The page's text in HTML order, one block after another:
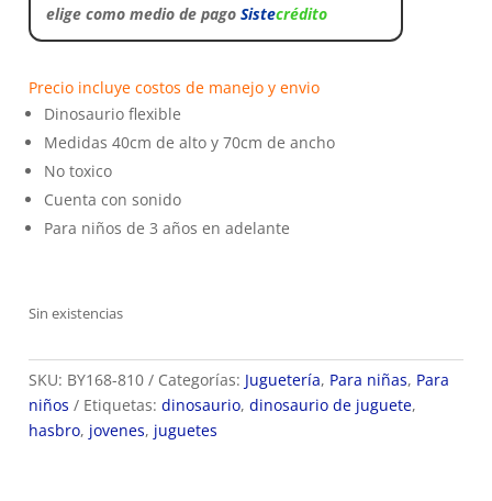
elige como medio de pago Sistecrédito
Precio incluye costos de manejo y envio
Dinosaurio flexible
Medidas 40cm de alto y 70cm de ancho
No toxico
Cuenta con sonido
Para niños de 3 años en adelante
Sin existencias
SKU: BY168-810 Categorías: Juguetería, Para niñas, Para
niños
Etiquetas: dinosaurio, dinosaurio de juguete,
hasbro, jovenes, juguetes